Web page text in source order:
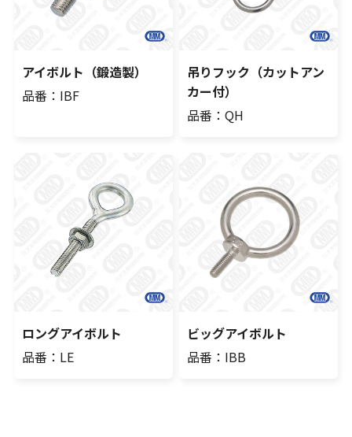
アイボルト（鍛造製）
品番：IBF
吊りフック（カットアン
カー付）
品番：QH
ロングアイボルト
品番：LE
ビッグアイボルト
品番：IBB